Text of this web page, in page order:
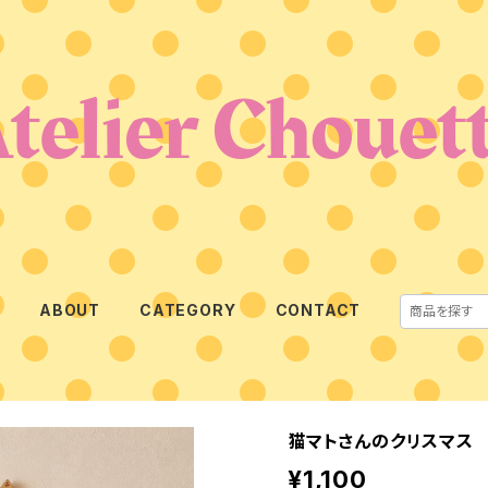
ABOUT CATEGORY CONTACT
猫マトさんのクリスマ
¥1,100